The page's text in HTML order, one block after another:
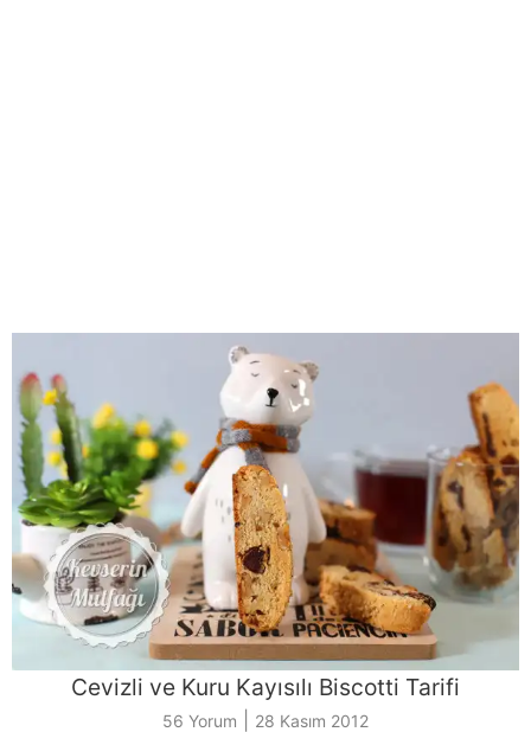
Cevizli ve Kuru Kayısılı Biscotti Tarifi
56 Yorum 28 Kasım 2012